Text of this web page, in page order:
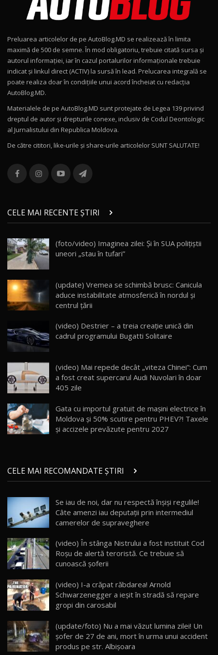
Noul Geely EX2 / Test Drive AutoBlog.MD
15:22
Mercedes-AMG E 53 HYBRID 4MATIC+ / Test
Drive AutoBlog.MD
16:27
11
Noul Volvo ES90 / Test Drive AutoBlog.MD
12
Noul MG HS / Test Drive AutoBlog.MD
16:48
13
combină aventura cu luxul / AutoBlog.MD
36:08
chinez care face lumea să se întoarcă după el
/ AutoBlog.MD
17:27
15 14:37
16
AutoBlogMD
13:10
20:06
30:08
Noul Geely EX5 EM-i care a cucerit Moldova
AutoBlog.MD
23:36
20
Noul ZEEKR 7X / Test Drive AutoBlog.MD
21
Micul BYD Dolphin Surf / Test Drive
AutoBlog.MD
16:59
Noua Mazda 6e / Test Drive AutoBlog.MD
26:59
23
Lynk & Co 01 / Test Drive AutoBlog.MD
25:19
24
ZEEKR 009: Cel mai Performant și Confortabil
Van Electric Testat în Moldova / AutoBlog.MD
26:38
25
mai Exclusiv și Puternic Defender Testat în
Moldova
32:21
Preluarea articolelor de pe AutoBlog.MD se realizează în limita
maximă de 500 de semne. În mod obligatoriu, trebuie citată sursa și
autorul informației, iar în cazul portalurilor informaționale trebuie
indicat și linkul direct (ACTIV) la sursă în lead. Prelucarea integrală se
poate realiza doar în condițiile unui acord încheiat cu redacţia
AutoBlog.MD.
Materialele de pe AutoBlog.MD sunt protejate de Legea 139 privind
dreptul de autor și drepturile conexe, inclusiv de Codul Deontologic
al Jurnalistului din Republica Moldova.
De către cititori, like-urile şi share-urile articolelor SUNT SALUTATE!
CELE MAI RECENTE ȘTIRI
(foto/video) Imaginea zilei: Și în SUA polițiștii
uneori „stau în tufari”
(update) Vremea se schimbă brusc: Canicula
aduce instabilitate atmosferică în nordul și
centrul țării
(video) Destrier – a treia creație unică din
cadrul programului Bugatti Solitaire
(video) Mai repede decât „viteza Chinei”: Cum
a fost creat supercarul Audi Nuvolari în doar
405 zile
Gata cu importul gratuit de mașini electrice în
Moldova și 50% scutire pentru PHEV?! Taxele
și accizele prevăzute pentru 2027
CELE MAI RECOMANDATE ȘTIRI
Se iau de noi, dar nu respectă înşişi regulile!
Câte amenzi iau deputații prin intermediul
camerelor de supraveghere
(video) În stânga Nistrului a fost instituit Cod
Roșu de alertă teroristă. Ce trebuie să
cunoască şoferii
(video) I-a crăpat răbdarea! Arnold
Schwarzenegger a ieşit în stradă să repare
gropi din carosabil
(update/foto) Nu a mai văzut lumina zilei! Un
şofer de 27 de ani, mort în urma unui accident
produs pe str. Albişoara